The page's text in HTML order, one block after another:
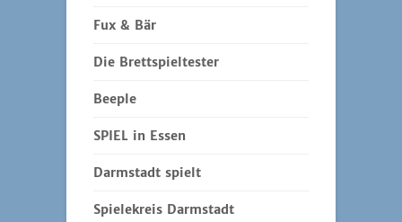
Fux & Bär
Die Brettspieltester
Beeple
SPIEL in Essen
Darmstadt spielt
Spielekreis Darmstadt